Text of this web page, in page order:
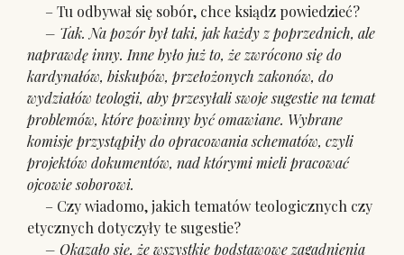
– Tu odbywał się sobór, chce ksiądz powiedzieć?
– Tak. Na pozór był taki, jak każdy z poprzednich, ale
naprawdę inny. Inne było już to, że zwrócono się do
kardynałów, biskupów, przełożonych zakonów, do
wydziałów teologii, aby przesyłali swoje sugestie na temat
problemów, które powinny być omawiane. Wybrane
komisje przystąpiły do opracowania schematów, czyli
projektów dokumentów, nad którymi mieli pracować
ojcowie soborowi.
– Czy wiadomo, jakich tematów teologicznych czy
etycznych dotyczyły te sugestie?
– Okazało się, że wszystkie podstawowe zagadnienia